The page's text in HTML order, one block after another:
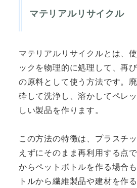
マテリアルリサイクル
マテリアルリサイクルとは、
ックを物理的に処理して、再
の原料として使う方法です。
砕して洗浄し、溶かしてペレ
しい製品を作ります。
この方法の特徴は、プラスチ
えずにそのまま再利用する点
からペットボトルを作る場合
トルから繊維製品や建材を作